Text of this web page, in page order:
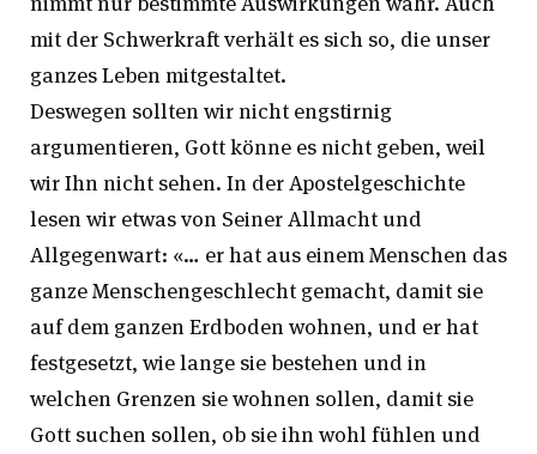
mit der Schwerkraft verhält es sich so, die unser
ganzes Leben mitgestaltet.
Deswegen sollten wir nicht engstirnig
argumentieren, Gott könne es nicht geben, weil
wir Ihn nicht sehen. In der Apostelgeschichte
lesen wir etwas von Seiner Allmacht und
Allgegenwart: «… er hat aus einem Menschen das
ganze Menschengeschlecht gemacht, damit sie
auf dem ganzen Erdboden wohnen, und er hat
festgesetzt, wie lange sie bestehen und in
welchen Grenzen sie wohnen sollen, damit sie
Gott suchen sollen, ob sie ihn wohl fühlen und